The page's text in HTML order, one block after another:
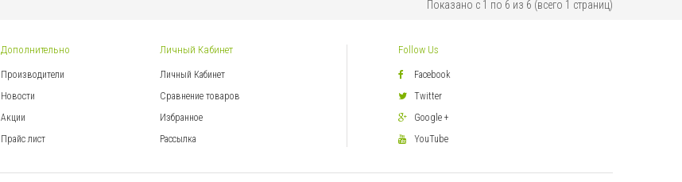
Показано с 1 по 6 из 6 (всего 1 страниц)
Дополнительно
Производители
Новости
Акции
Прайс лист
Личный Кабинет
Личный Кабинет
Сравнение товаров
Избранное
Рассылка
Follow Us
Facebook
Twitter
Google +
YouTube